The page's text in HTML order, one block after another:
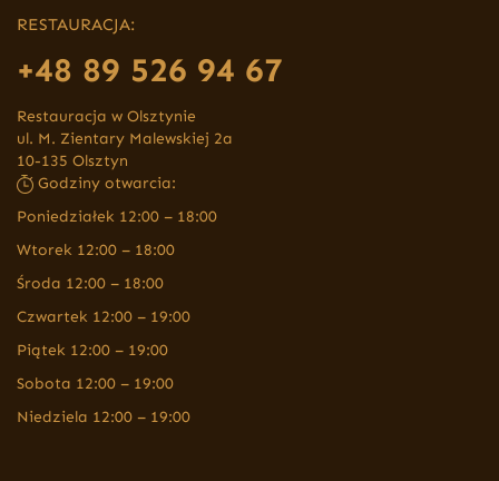
RESTAURACJA:
+48 89 526 94 67
Restauracja w Olsztynie
ul. M. Zientary Malewskiej 2a
10-135 Olsztyn
Godziny otwarcia:
Poniedziałek 12:00 – 18:00
Wtorek 12:00 – 18:00
Środa 12:00 – 18:00
Czwartek 12:00 – 19:00
Piątek 12:00 – 19:00
Sobota 12:00 – 19:00
Niedziela 12:00 – 19:00